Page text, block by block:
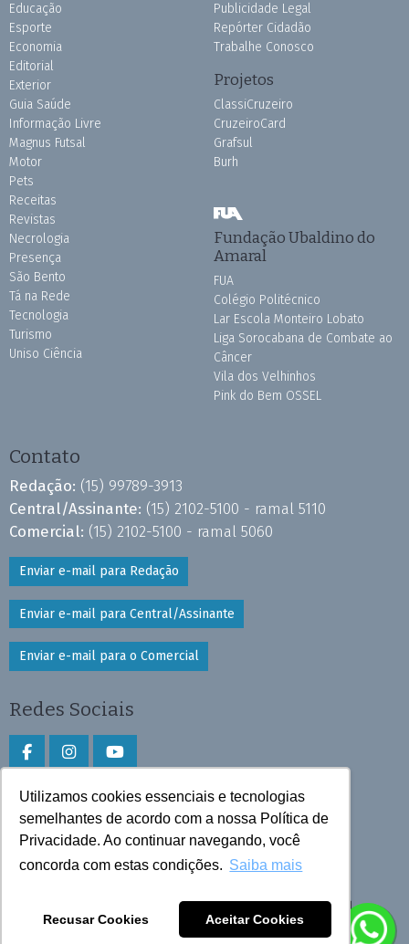
Utilizamos cookies essenciais e tecnologias
semelhantes de acordo com a nossa Política de
Privacidade. Ao continuar navegando, você
concorda com estas condições. Saiba mais
Recusar Cookies Aceitar Cookies
Educação
Esporte
Economia
Editorial
Exterior
Guia Saúde
Informação Livre
Magnus Futsal
Motor
Pets
Receitas
Revistas
Necrologia
Presença
São Bento
Tá na Rede
Tecnologia
Turismo
Uniso Ciência
Publicidade Legal
Repórter Cidadão
Trabalhe Conosco
Projetos
ClassiCruzeiro
CruzeiroCard
Grafsul
Burh
Fundação Ubaldino do
Amaral
FUA
Colégio Politécnico
Lar Escola Monteiro Lobato
Liga Sorocabana de Combate ao
Câncer
Vila dos Velhinhos
Pink do Bem OSSEL
Contato
Redação: (15) 99789-3913
Central/Assinante: (15) 2102-5100 - ramal 5110
Comercial: (15) 2102-5100 - ramal 5060
Enviar e-mail para Redação
Enviar e-mail para Central/Assinante
Enviar e-mail para o Comercial
Redes Sociais
Faça download do aplicativo
Play Store e App Store
Todos os direitos reservados © 2025 Cruzeiro do Sul